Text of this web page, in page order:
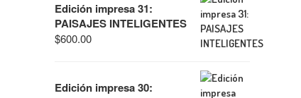
Edición impresa 31:
PAISAJES INTELIGENTES
$600.00
Edición impresa 30: